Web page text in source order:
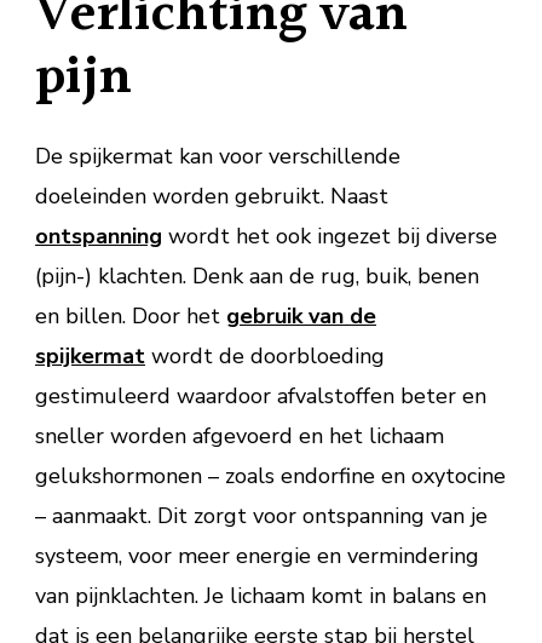
pijn
De spijkermat kan voor verschillende
doeleinden worden gebruikt. Naast
ontspanning wordt het ook ingezet bij diverse
(pijn-) klachten. Denk aan de rug, buik, benen
en billen. Door het gebruik van de
spijkermat wordt de doorbloeding
gestimuleerd waardoor afvalstoffen beter en
sneller worden afgevoerd en het lichaam
gelukshormonen – zoals endorfine en oxytocine
– aanmaakt. Dit zorgt voor ontspanning van je
systeem, voor meer energie en vermindering
van pijnklachten. Je lichaam komt in balans en
dat is een belangrijke eerste stap bij herstel